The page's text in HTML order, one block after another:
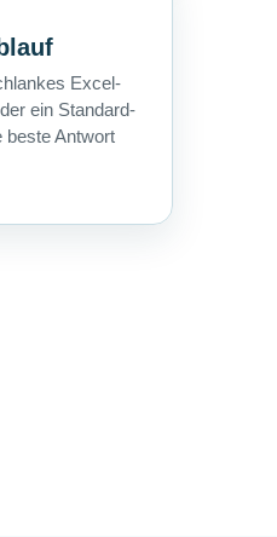
Excel-
ein Standard-
beste Antwort